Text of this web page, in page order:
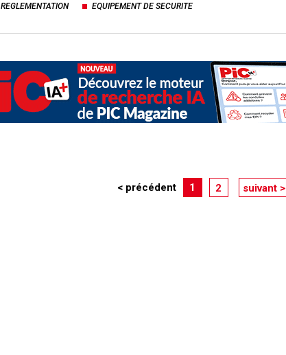
REGLEMENTATION EQUIPEMENT DE SECURITE
< précédent 1 2 suivant >